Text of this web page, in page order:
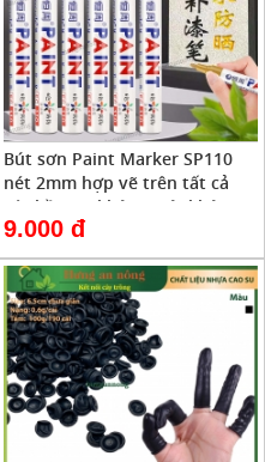
Bút sơn Paint Marker SP110
nét 2mm hợp vẽ trên tất cả
các bề mặt không trôi không
phai màu- xem trongmô tả
9.000 đ